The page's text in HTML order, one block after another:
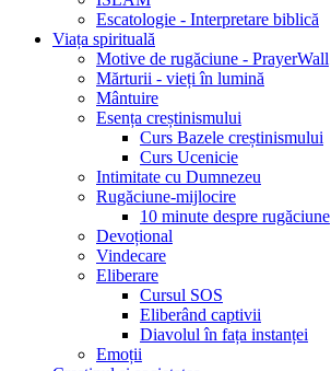
Escatologie - Interpretare biblică
Viața spirituală
Motive de rugăciune - PrayerWall
Mărturii - vieți în lumină
Mântuire
Esența creștinismului
Curs Bazele creștinismului
Curs Ucenicie
Intimitate cu Dumnezeu
Rugăciune-mijlocire
10 minute despre rugăciune
Devoțional
Vindecare
Eliberare
Cursul SOS
Eliberând captivii
Diavolul în fața instanței
Emoții